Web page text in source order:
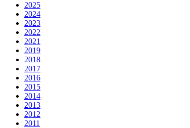
2025
2024
2023
2022
2021
2019
2018
2017
2016
2015
2014
2013
2012
2011